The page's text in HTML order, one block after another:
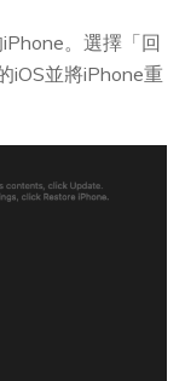
。選擇「回
iOS並將iPhone重